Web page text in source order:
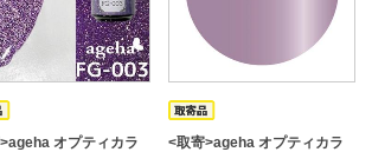
オプティカラ
<取寄>ageha オプティカラ